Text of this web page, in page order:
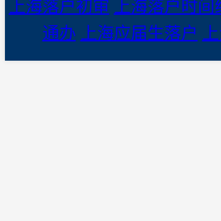
上海落户初审
上海落户时间
通办
上海应届生落户